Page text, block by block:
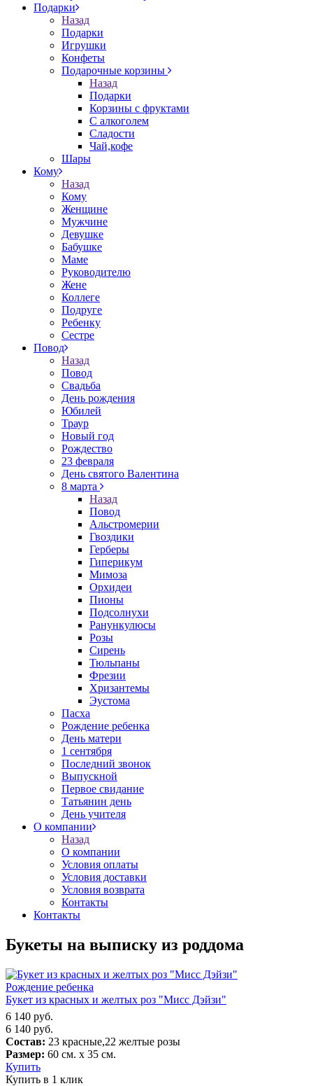
Подарки
Назад
Подарки
Игрушки
Конфеты
Подарочные корзины
Назад
Подарки
Корзины с фруктами
С алкоголем
Сладости
Чай,кофе
Шары
Кому
Назад
Кому
Женщине
Мужчине
Девушке
Бабушке
Маме
Руководителю
Жене
Коллеге
Подруге
Ребенку
Сестре
Повод
Назад
Повод
Свадьба
День рождения
Юбилей
Траур
Новый год
Рождество
23 февраля
День святого Валентина
8 марта
Назад
Повод
Альстромерии
Гвоздики
Герберы
Гиперикум
Мимоза
Орхидеи
Пионы
Подсолнухи
Ранункулюсы
Розы
Сирень
Тюльпаны
Фрезии
Хризантемы
Эустома
Пасха
Рождение ребенка
День матери
1 сентября
Последний звонок
Выпускной
Первое свидание
Татьянин день
День учителя
О компании
Назад
О компании
Условия оплаты
Условия доставки
Условия возврата
Контакты
Контакты
Букеты на выписку из роддома
Рождение ребенка
Букет из красных и желтых роз "Мисс Дэйзи"
6 140 руб.
6 140 руб.
Состав: 23 красные,22 желтые розы
Размер: 60 см. х 35 см.
Купить
Купить в 1 клик